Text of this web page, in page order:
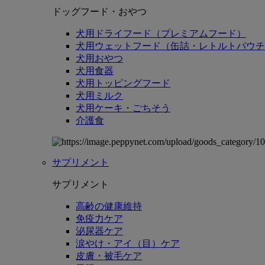
ドッグフード・おやつ
犬用ドライフード（プレミアムフード）
犬用ウェットフード（缶詰・レトルトパウ
犬用おやつ
犬用食器
犬用トッピングフード
犬用ミルク
犬用ケーキ・ごちそう
介護食
サプリメント
サプリメント
高齢の健康維持
免疫力ケア
泌尿器ケア
涙やけ・アイ（目）ケア
皮膚・被毛ケア